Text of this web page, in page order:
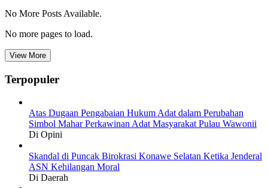
No More Posts Available.
No more pages to load.
View More
Terpopuler
Atas Dugaan Pengabaian Hukum Adat dalam Perubahan
Simbol Mahar Perkawinan Adat Masyarakat Pulau Wawonii
Di Opini
Skandal di Puncak Birokrasi Konawe Selatan Ketika Jenderal
ASN Kehilangan Moral
Di Daerah